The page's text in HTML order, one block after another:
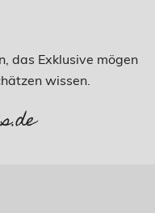
das Exklusive mögen
wissen.